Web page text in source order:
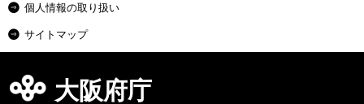
個人情報の取り扱い
サイトマップ
大阪府庁